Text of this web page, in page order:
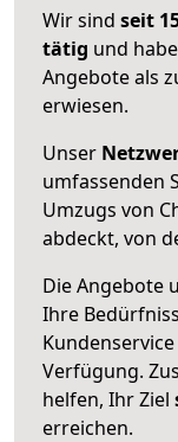
Wir sind seit
tätig und
Angebote als
erwiesen.
Unser
umfassenden
Umzugs von
abdeckt, von
Die Angebote
Ihre
Verfügung.
helfen, Ihr Ziel
erreichen.